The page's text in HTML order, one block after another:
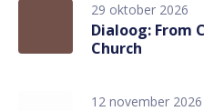
29 oktober 2026
Dialoog: From
Church
12 november